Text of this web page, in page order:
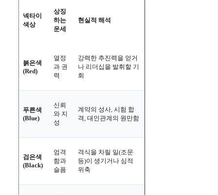
넥타이
색상
상징
하는
운세
현실적 해석
붉은색
(Red)
열정
과 권
력
강력한 추진력을 얻거
나 리더십을 발휘할 기
회
푸른색
(Blue)
신뢰
와 지
성
계약의 성사, 시험 합
격, 대인관계의 원만함
검은색
(Black)
엄격
함과
슬픔
격식을 차릴 일(조문
등)이 생기거나 심적
위축